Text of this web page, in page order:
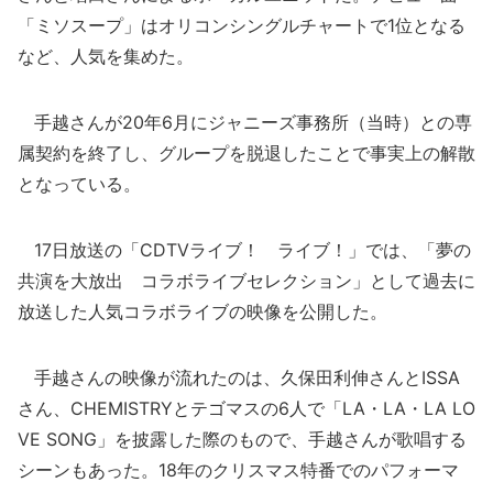
「ミソスープ」はオリコンシングルチャートで1位となる
など、人気を集めた。
手越さんが20年6月にジャニーズ事務所（当時）との専
属契約を終了し、グループを脱退したことで事実上の解散
となっている。
17日放送の「CDTVライブ！ ライブ！」では、「夢の
共演を大放出 コラボライブセレクション」として過去に
放送した人気コラボライブの映像を公開した。
手越さんの映像が流れたのは、久保田利伸さんとISSA
さん、CHEMISTRYとテゴマスの6人で「LA・LA・LA LO
VE SONG」を披露した際のもので、手越さんが歌唱する
シーンもあった。18年のクリスマス特番でのパフォーマ